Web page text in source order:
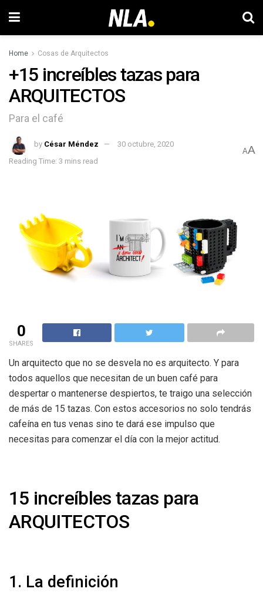
Home Cosas de Arquitectos
+15 increíbles tazas para
ARQUITECTOS
Para el café
by César Méndez
30 octubre, 2020
Reading Time: 3 mins read
AA
0
SHARES
Un arquitecto que no se desvela no es arquitecto. Y para
todos aquellos que necesitan de un buen café para
despertar o mantenerse despiertos, te traigo una selección
de más de 15 tazas. Con estos accesorios no solo tendrás
cafeína en tus venas sino te dará ese impulso que
necesitas para comenzar el día con la mejor actitud.
15 increíbles tazas para
ARQUITECTOS
1. La definición